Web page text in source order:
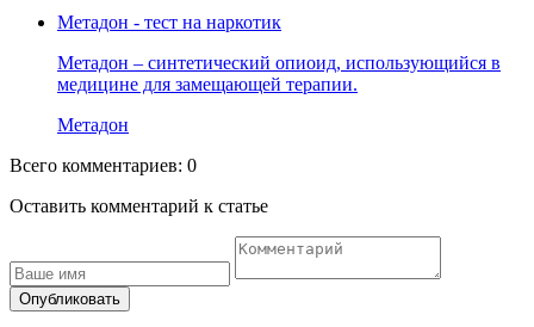
Метадон - тест на наркотик
Метадон – синтетический опиоид, использующийся в
медицине для замещающей терапии.
Метадон
Всего комментариев: 0
Оставить комментарий к статье
Опубликовать